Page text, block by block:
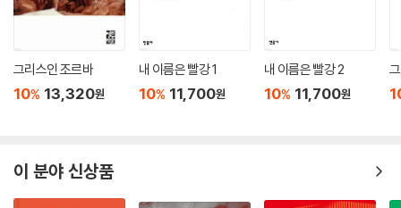
그리스인 조르바
10% 13,320원
내 이름은 빨강 1
10% 11,700원
내 이름은 빨강 2
10% 11,700원
이 분야 신상품